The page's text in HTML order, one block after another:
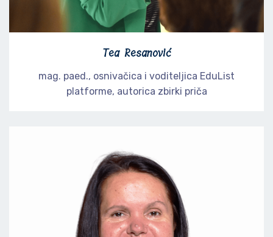
Tea Resanović
mag. paed., osnivačica i voditeljica EduList
platforme, autorica zbirki priča